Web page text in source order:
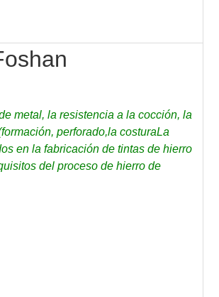
metal, la resistencia a la cocción, la
perforado,la costuraLa
en la fabricación de tintas de hierro
del proceso de hierro de